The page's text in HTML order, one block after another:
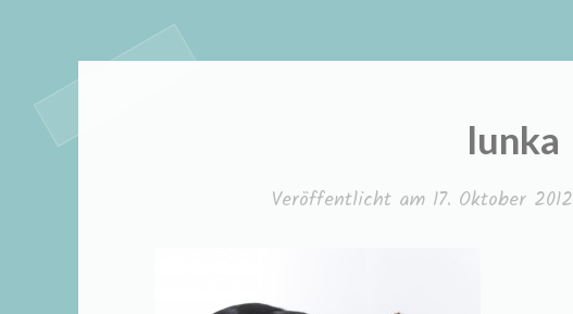
lunka
Veröffentlicht am 17. Oktober 2012